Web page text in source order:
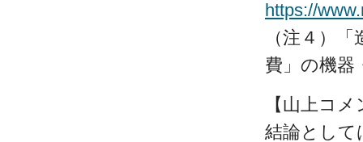
https://
（注４）
費」の機器
【山上コ
結論として